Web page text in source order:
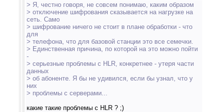
> Я, честно говоря, не совсем понимаю, каким образом
> отключение шифрования сказывается на нагрузке на
сеть. Само
> шифрование ничего не стоит в плане обработки - что
для
> телефона, что для базовой станции это все семечки.
> Единственная причина, по которой на это можно пойти
-
> серьезные проблемы с HLR, конкретнее - утеря части
данных
> об абоненте. Я бы не удивился, если бы узнал, что у
них
> проблемы с серверами...
какие такие проблемы с HLR ? ;)